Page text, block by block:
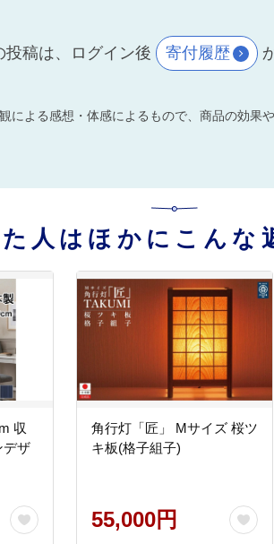
投稿は、ログイン後 寄付履歴
による感想・体感によるもので、商品の効果
人はほかにこんな
収
デザ
角行灯「匠」 Mサイズ 桜ツ
キ板(格子組子)
55,000円